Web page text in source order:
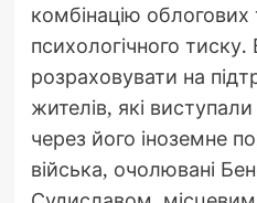
комбінацію облогових
психологічного тиску.
розраховувати на
жителів, які
через його іноземне
війська, очолювані